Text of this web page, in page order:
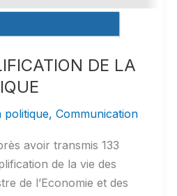
DE LA
politique, Communication
avoir transmis 133
de la vie des
de l’Economie et des